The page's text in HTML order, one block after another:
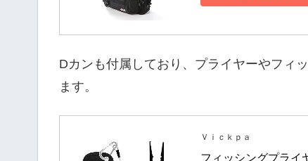
Dカンも付属しており、プライヤーやフィ
ます。
Ｖｉｃｋｐａ
フィッシングプライ